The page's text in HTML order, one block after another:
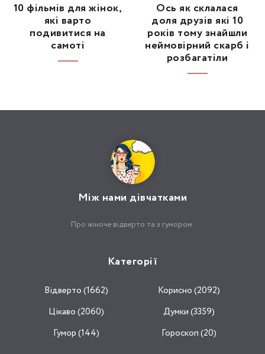
10 фільмів для жінок,
які варто
подивитися на
самоті
Ось як склалася
доля друзів які 10
років тому знайшли
неймовірний скарб і
розбагатіли
Між нами дівчатками
Про жіноче відверто та з гумором.
Категорії
Відвертo (1662)
Корисно (2092)
Цікаво (2060)
Думки (3359)
Гумор (144)
Гороскоп (20)